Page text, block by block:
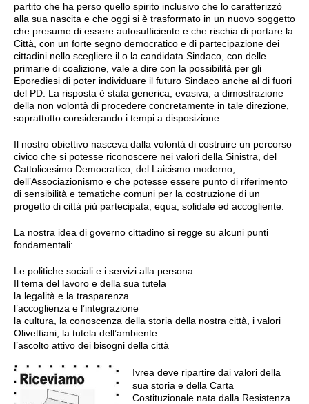
partito che ha perso quello spirito inclusivo che lo caratterizzò
alla sua nascita e che oggi si è trasformato in un nuovo soggetto
che presume di essere autosufficiente e che rischia di portare la
Città, con un forte segno democratico e di partecipazione dei
cittadini nello scegliere il o la candidata Sindaco, con delle
primarie di coalizione, vale a dire con la possibilità per gli
Eporediesi di poter individuare il futuro Sindaco anche al di fuori
del PD. La risposta è stata generica, evasiva, a dimostrazione
della non volontà di procedere concretamente in tale direzione,
soprattutto considerando i tempi a disposizione.
Il nostro obiettivo nasceva dalla volontà di costruire un percorso
civico che si potesse riconoscere nei valori della Sinistra, del
Cattolicesimo Democratico, del Laicismo moderno,
dell’Associazionismo e che potesse essere punto di riferimento
di sensibilità e tematiche comuni per la costruzione di un
progetto di città più partecipata, equa, solidale ed accogliente.
La nostra idea di governo cittadino si regge su alcuni punti
fondamentali:
Le politiche sociali e i servizi alla persona
Il tema del lavoro e della sua tutela
la legalità e la trasparenza
l’accoglienza e l’integrazione
la cultura, la conoscenza della storia della nostra città, i valori
Olivettiani, la tutela dell’ambiente
l’ascolto attivo dei bisogni della città
Ivrea deve ripartire dai valori della
sua storia e della Carta
Costituzionale nata dalla Resistenza